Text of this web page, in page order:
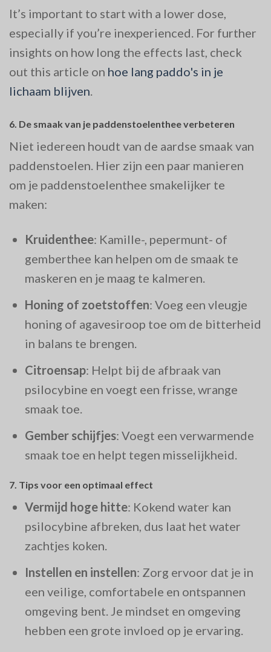
It’s important to start with a lower dose,
especially if you’re inexperienced. For further
insights on how long the effects last, check
out this article on hoe lang paddo's in je
lichaam blijven
6. De smaak van je paddenstoelenthee verbeteren
Niet iedereen houdt van de aardse smaak van
paddenstoelen. Hier zijn een paar manieren
om je paddenstoelenthee smakelijker te
maken:
Kruidenthee: Kamille-, pepermunt- of
gemberthee kan helpen om de smaak te
maskeren en je maag te kalmeren.
Honing of zoetstoffen: Voeg een vleugje
honing of agavesiroop toe om de bitterheid
in balans te brengen.
Citroensap: Helpt bij de afbraak van
psilocybine en voegt een frisse, wrange
smaak toe.
Gember schijfjes: Voegt een verwarmende
smaak toe en helpt tegen misselijkheid.
7. Tips voor een optimaal effect
Vermijd hoge hitte: Kokend water kan
psilocybine afbreken, dus laat het water
zachtjes koken.
Instellen en instellen: Zorg ervoor dat je in
een veilige, comfortabele en ontspannen
omgeving bent. Je mindset en omgeving
hebben een grote invloed op je ervaring.